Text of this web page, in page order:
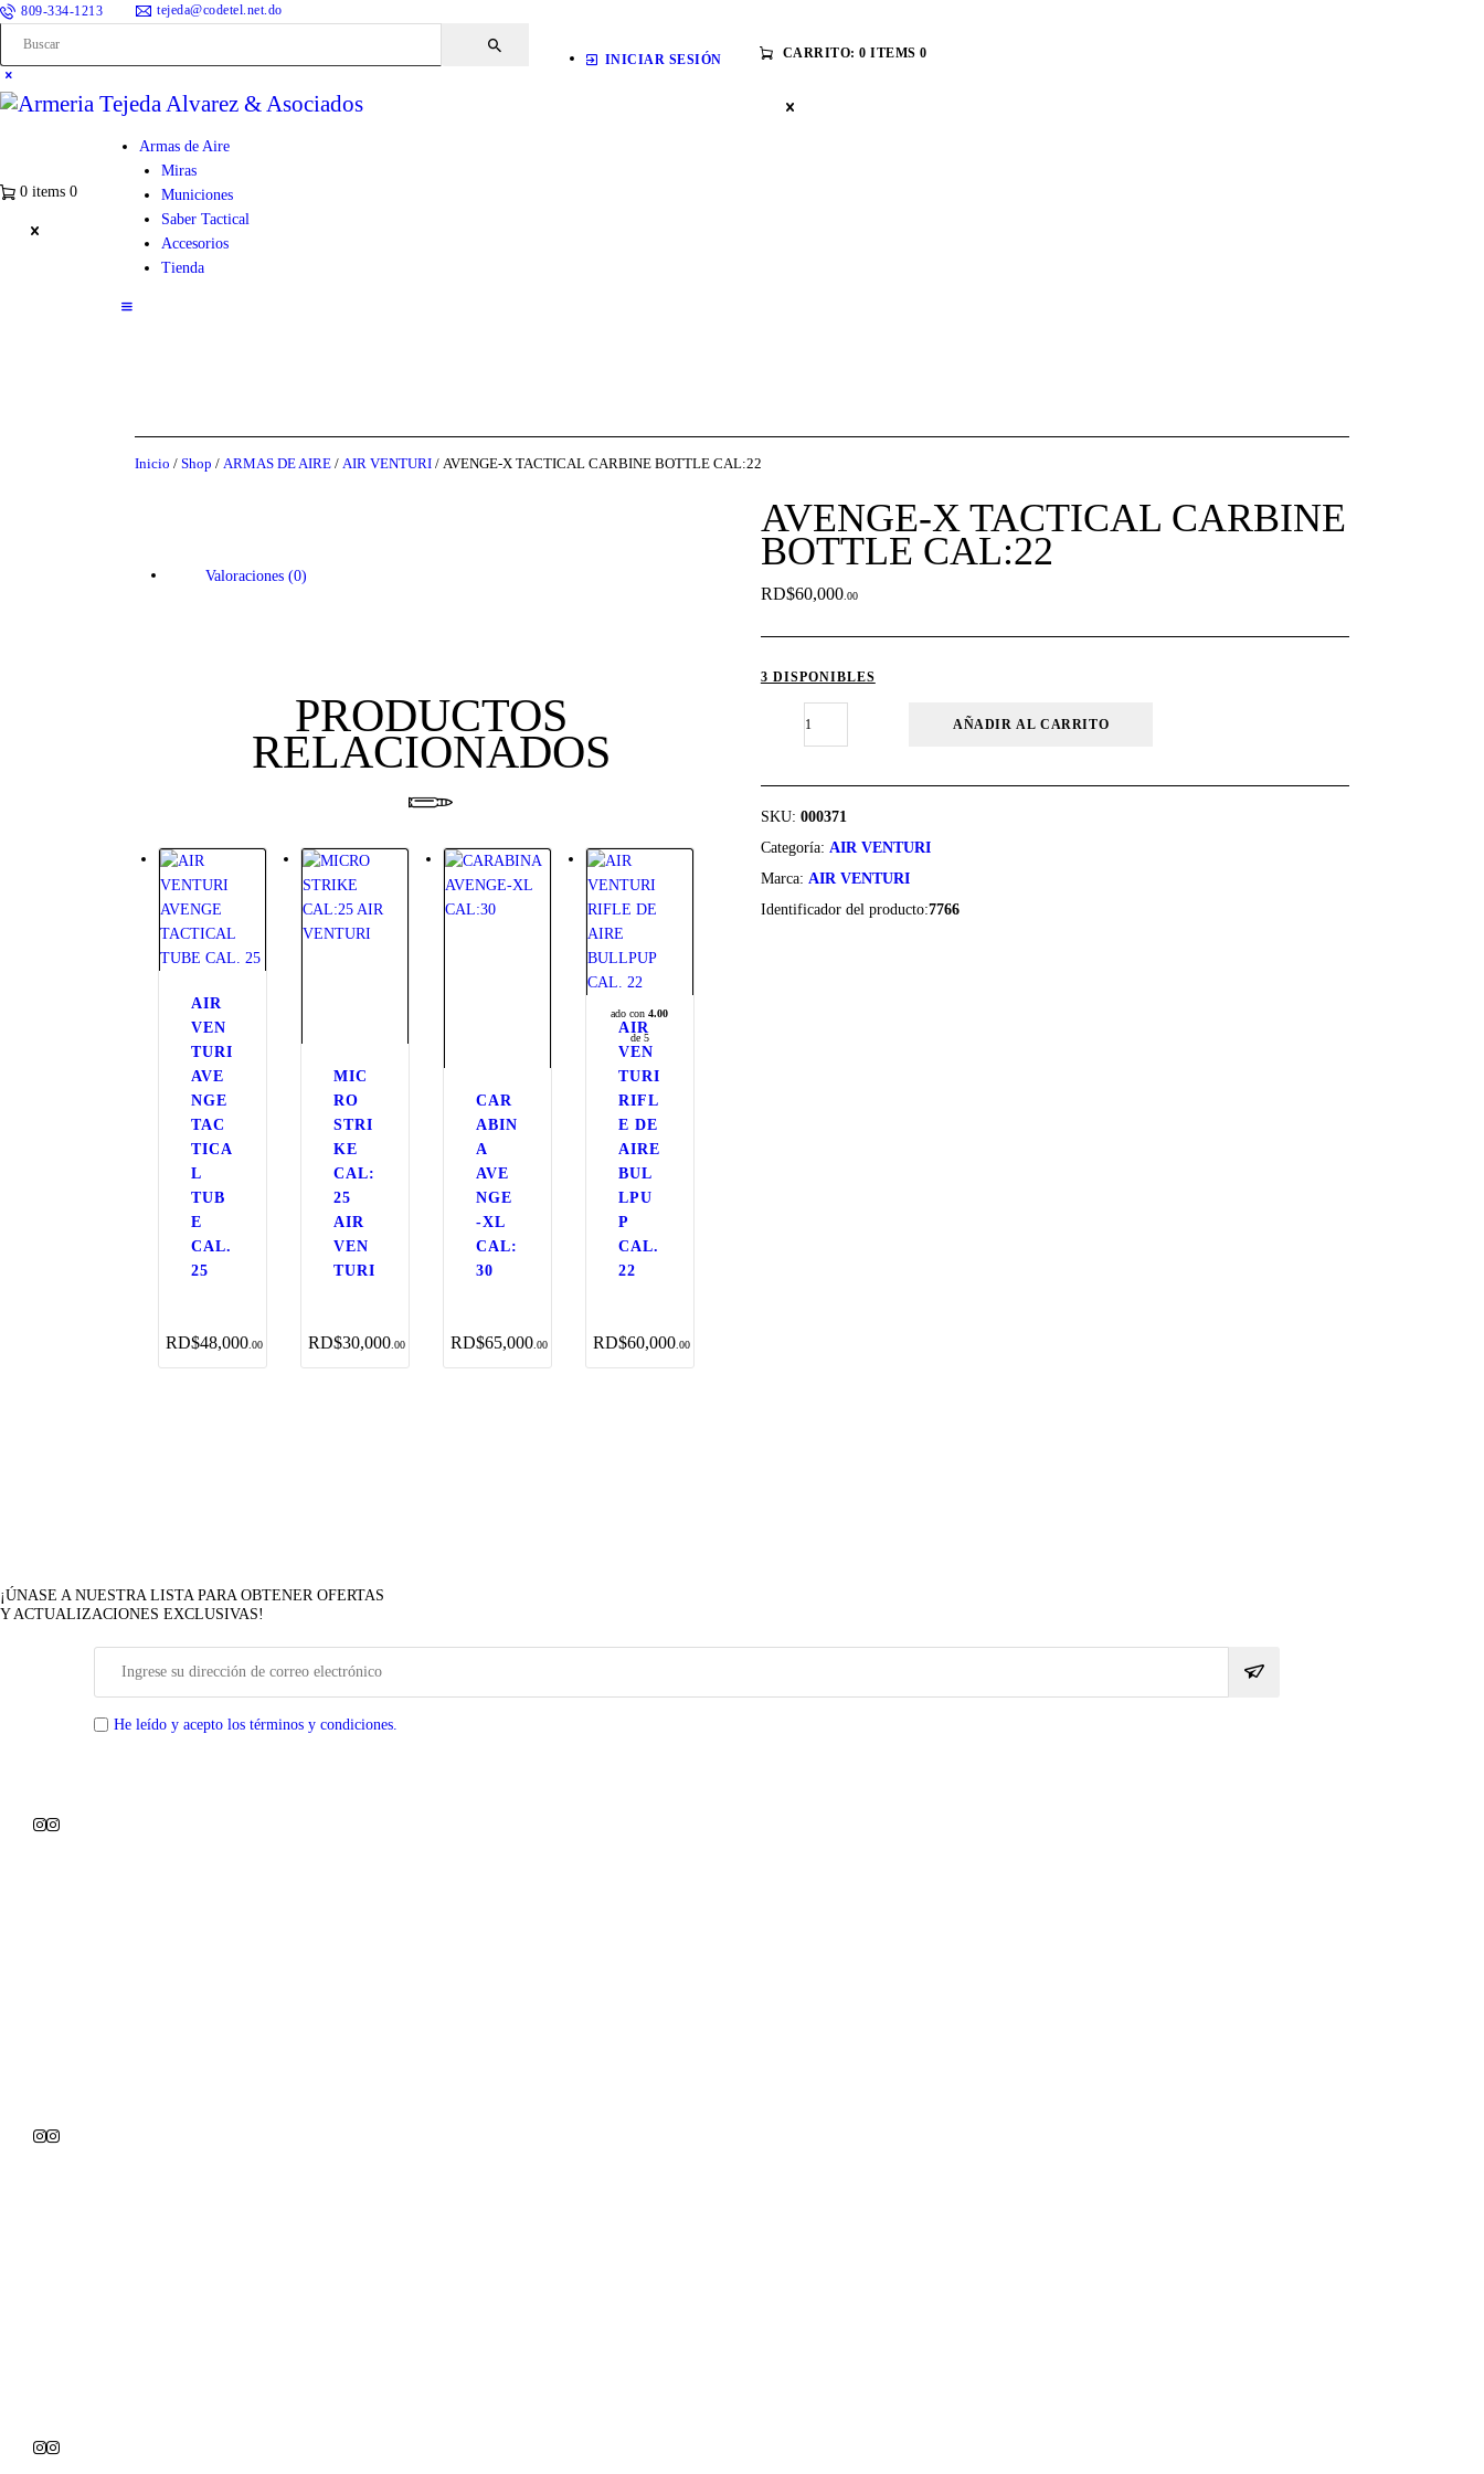
809-334-1213 tejeda@codetel.net.do
INICIAR SESIÓN CARRITO: 0 ITEMS 0
0 items 0
Armas de Aire
Miras
Municiones
Saber Tactical
Accesorios
Tienda
MIRAS
Inicio / Shop / ARMAS DE AIRE / AIR VENTURI / AVENGE-X TACTICAL CARBINE BOTTLE CAL:22
AVENGE-X TACTICAL CARBINE
BOTTLE CAL:22
RD$60,000 00
3 DISPONIBLES
CARBINE
BOTTLE
cantidad
AÑADIR AL CARRITO
SKU: 000371
Categoría: AIR VENTURI
Marca: AIR VENTURI
Identificador del producto:7766
Valoraciones (0)
PRODUCTOS
RELACIONADOS
AIR
VEN
TURI
AVE
NGE
TAC
TICA
L
TUB
E
CAL.
25
RD$48,000 00
MIC
RO
STRI
KE
CAL:
25
AIR
VEN
TURI
RD$30,000 00
CAR
ABIN
A
AVE
NGE
-XL
CAL:
30
RD$65,000 00
AIR
VEN
TURI
RIFL
E DE
AIRE
BUL
LPU
P
CAL.
22
ado con4.00
de 5
RD$60,000 00
¡ÚNASE A NUESTRA LISTA PARA OBTENER OFERTAS
Y ACTUALIZACIONES EXCLUSIVAS!
He leído y acepto los términos y condiciones.